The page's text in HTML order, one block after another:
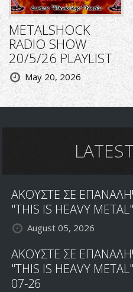
METALSHOCK
RADIO SHOW
20/5/26 PLAYLIST
May 20, 2026
ΑΚΟΥΣΤΕ ΣΕ
"THIS IS HEAVY
August 05, 2026
ΑΚΟΥΣΤΕ ΣΕ
"THIS IS HEAVY
07-26